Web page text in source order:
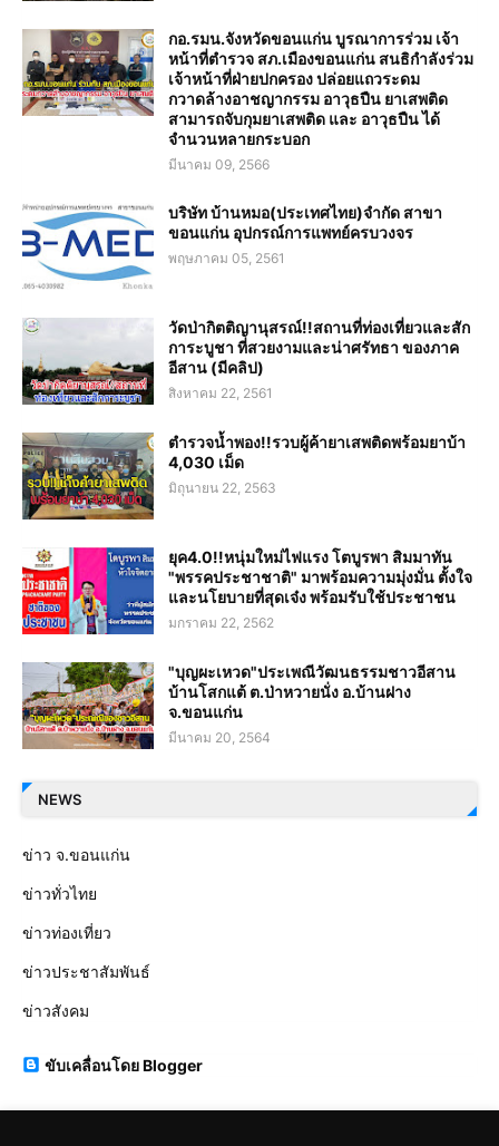
กอ.รมน.จังหวัดขอนแก่น บูรณาการร่วม เจ้า
หน้าที่ตำรวจ สภ.เมืองขอนแก่น สนธิกำลังร่วม
เจ้าหน้าที่ฝ่ายปกครอง ปล่อยแถวระดม
กวาดล้างอาชญากรรม อาวุธปืน ยาเสพติด
สามารถจับกุมยาเสพติด และ อาวุธปืน ได้
จำนวนหลายกระบอก
มีนาคม 09, 2566
บริษัท บ้านหมอ(ประเทศไทย)จำกัด สาขา
ขอนแก่น อุปกรณ์การแพทย์ครบวงจร
พฤษภาคม 05, 2561
วัดป่ากิตติญานุสรณ์!!สถานที่ท่องเที่ยวและสัก
การะบูชา ที่สวยงามและน่าศรัทธา ของภาค
อีสาน (มีคลิป)
สิงหาคม 22, 2561
ตำรวจน้ำพอง!!รวบผู้ค้ายาเสพติดพร้อมยาบ้า
4,030 เม็ด
มิถุนายน 22, 2563
ยุค4.0!!หนุ่มใหม่ไฟแรง โตบูรพา สิมมาทัน
"พรรคประชาชาติ" มาพร้อมความมุ่งมั่น ตั้งใจ
และนโยบายที่สุดเจ๋ง พร้อมรับใช้ประชาชน
มกราคม 22, 2562
"บุญผะเหวด"ประเพณีวัฒนธรรมชาวอีสาน
บ้านโสกแต้ ต.ป่าหวายนั่ง อ.บ้านฝาง
จ.ขอนแก่น
มีนาคม 20, 2564
NEWS
ข่าว จ.ขอนแก่น
ข่าวทั่วไทย
ข่าวท่องเที่ยว
ข่าวประชาสัมพันธ์
ข่าวสังคม
ขับเคลื่อนโดย Blogger